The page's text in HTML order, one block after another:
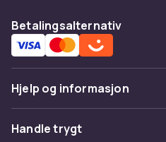
Betalingsalternativ
Hjelp og informasjon
Vanlige spørsmål
Handle trygt